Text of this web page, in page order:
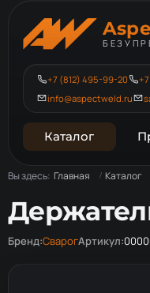
+7 (812) 495-99-20
info@aspectweld.ru
Каталог
Вы здесь: Главная Каталог
Бренд:СварогАртикул: